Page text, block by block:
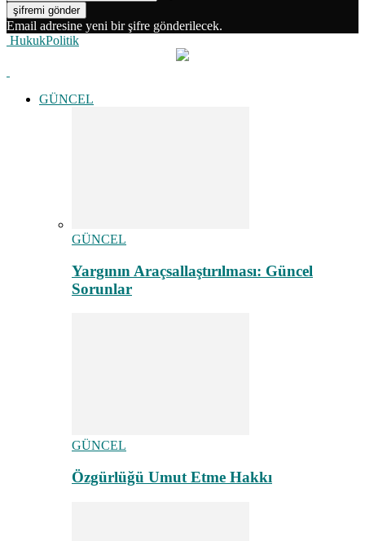
Email adresine yeni bir şifre gönderilecek.
HukukPolitik
GÜNCEL
GÜNCEL
Yargının Araçsallaştırılması: Güncel
Sorunlar
GÜNCEL
Özgürlüğü Umut Etme Hakkı